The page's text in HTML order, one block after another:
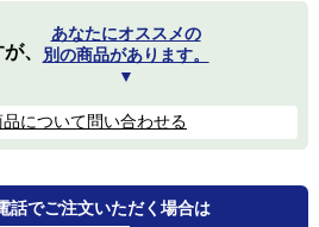
、
あなたにオススメの
別の商品があります。
▼
品について問い合わせる
話でご注文いただく場合は